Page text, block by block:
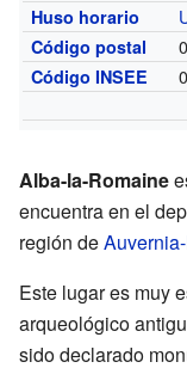
Huso horario
Código postal
Código INSEE
Alba-la-Romaine
encuentra en el
región de
Este lugar es muy
arqueológico
sido declarado